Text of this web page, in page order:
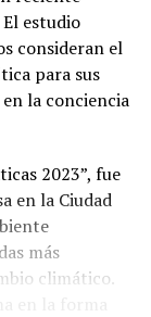
estudio
consideran el
para sus
la conciencia
2023”, fue
en la Ciudad
más
climático.